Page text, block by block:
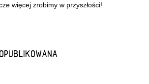
więcej zrobimy w przyszłości!